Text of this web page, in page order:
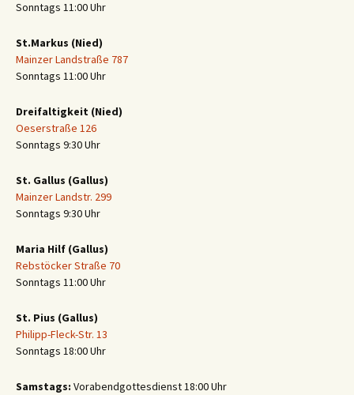
Sonntags 11:00 Uhr
St.Markus (Nied)
Mainzer Landstraße 787
Sonntags 11:00 Uhr
Dreifaltigkeit (Nied)
Oeserstraße 126
Sonntags 9:30 Uhr
St. Gallus (Gallus)
Mainzer Landstr. 299
Sonntags 9:30 Uhr
Maria Hilf (Gallus)
Rebstöcker Straße 70
Sonntags 11:00 Uhr
St. Pius (Gallus)
Philipp-Fleck-Str. 13
Sonntags 18:00 Uhr
Samstags: Vorabendgottesdienst 18:00 Uhr